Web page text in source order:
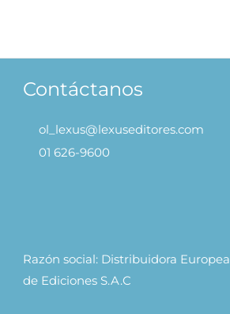
Contáctanos
ol_lexus@lexuseditores.com
01 626-9600
Razón social: Distribuidora Europea
de Ediciones S.A.C